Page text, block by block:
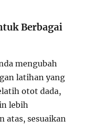
Berbagai
mengubah
latihan yang
otot dada,
lebih
atas, sesuaikan